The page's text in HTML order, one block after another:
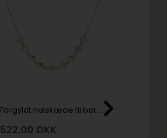
Forgyldt halskæde til børn med hjerter-Aagaard KIDS
522,00 DKK